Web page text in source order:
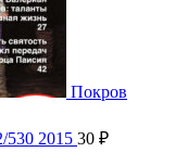
Покров
2015 30 ₽